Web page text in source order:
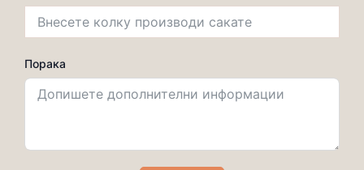
Порака